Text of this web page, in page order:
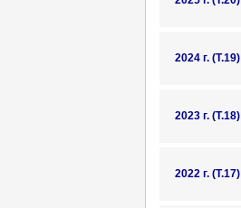
2024 г. (Т.19)
2023 г. (Т.18)
2022 г. (Т.17)